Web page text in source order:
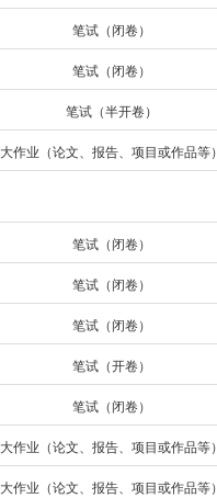
笔试（闭卷）
笔试（闭卷）
笔试（半开卷）
大作业（论文、报告、项目或作品等）
笔试（闭卷）
笔试（闭卷）
笔试（闭卷）
笔试（开卷）
笔试（闭卷）
大作业（论文、报告、项目或作品等）
大作业（论文、报告、项目或作品等）